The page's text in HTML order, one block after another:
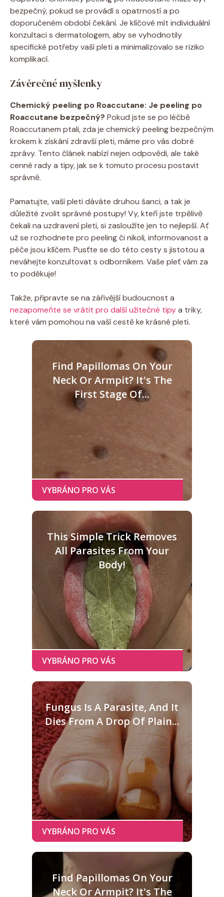
bezpečný, pokud se provádí s opatrností a po
doporučeném období čekání. Je klíčové mít individuální
konzultaci s dermatologem, aby se vyhodnotily
specifické potřeby vaší pleti a minimalizovalo se riziko
komplikací.
Závěrečné myšlenky
Chemický peeling po Roaccutane: Je peeling po
Roaccutane bezpečný? Pokud jste se po léčbě
Roaccutanem ptali, zda je chemický peeling bezpečným
krokem k získání zdravší pleti, máme pro vás dobré
zprávy. Tento článek nabízí nejen odpovědi, ale také
cenné rady a tipy, jak se k tomuto procesu postavit
správně.
Pamatujte, vaší pleti dáváte druhou šanci, a tak je
důležité zvolit správné postupy! Vy, kteří jste trpělivě
čekali na uzdravení pleti, si zasloužíte jen to nejlepší. Ať
už se rozhodnete pro peeling či nikoli, informovanost a
péče jsou klíčem. Pusťte se do této cesty s jistotou a
neváhejte konzultovat s odborníkem. Vaše pleť vám za
to poděkuje!
Takže, připravte se na zářivější budoucnost a
nezapomeňte se vrátit pro další užitečné tipya triky,
které vám pomohou na vaší cestě ke krásné pleti.
Find Papillomas On Your
Neck Or Armpit? It's The
First Stage Of...
This Simple Trick Removes
All Parasites From Your
Body!
Fungus Is A Parasite, And It
Dies From A Drop Of Plain...
Find Papillomas On Your
Neck Or Armpit? It's The